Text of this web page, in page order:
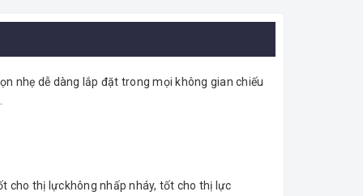
nhẹ dễ dàng lắp đặt trong mọi không gian chiếu
cho thị lựckhông nhấp nháy, tốt cho thị lực